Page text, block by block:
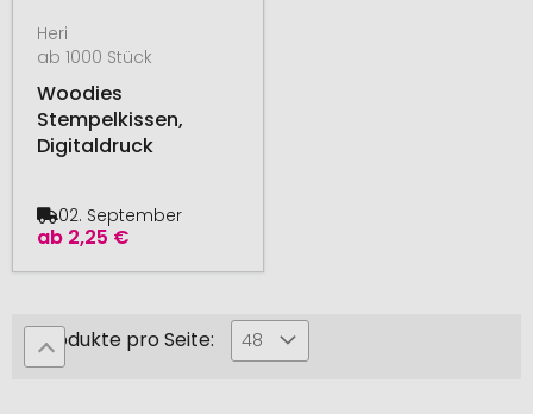
Heri
ab 1000 Stück
Woodies
Stempelkissen,
Digitaldruck
ab 2,25 €
02. September
Produkte pro Seite: 48